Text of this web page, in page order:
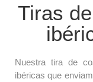
Tiras
Nuestra tira de
ibéricas que